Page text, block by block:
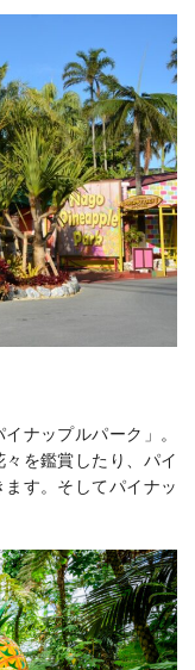
ナップルパーク」。
を鑑賞したり、パイ
す。そしてパイナッ